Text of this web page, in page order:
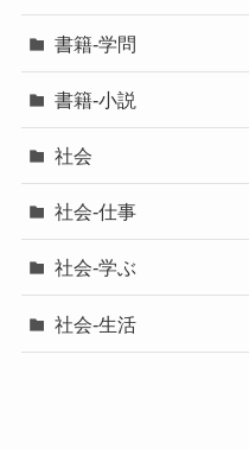
書籍-学問
書籍-小説
社会
社会-仕事
社会-学ぶ
社会-生活